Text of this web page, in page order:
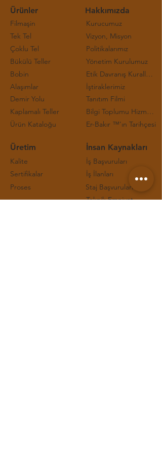
Ürünler
Filmaşin
Tek Tel
Çoklu Tel
Bükülü Teller
Bobin
Alaşımlar
Demir Yolu
Kaplamalı Teller
Ürün Kataloğu
Hakkımızda
Kurucumuz
Vizyon, Misyon
Politikalarımız
Yönetim Kurulumuz
Etik Davranış Kuralları ve Çalışma Prensipleri
İştiraklerimiz
Tanıtım Filmi
Bilgi Toplumu Hizmetleri
Er-Bakır ™'ın Tarihçesi
Üretim
Kalite
Sertifikalar
Proses
İnsan Kaynakları
İş Başvuruları
İş İlanları
Staj Başvuruları
Teknik Emniyet